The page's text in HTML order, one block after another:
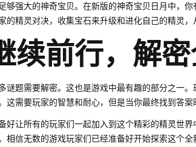
够强大的神奇宝贝。在新版的神奇宝贝日月中，
精灵对决，收集宝石来升级和进化自己的精灵，
续前行，解
谜题需要解密。这也是游戏中最有趣的部分之一
这需要玩家的智慧和耐心，但是当你最终找到答案
好让所有的玩家们一起加入到这个精彩的精灵世界
信无数的游戏玩家们已经准备好开始探索这个全